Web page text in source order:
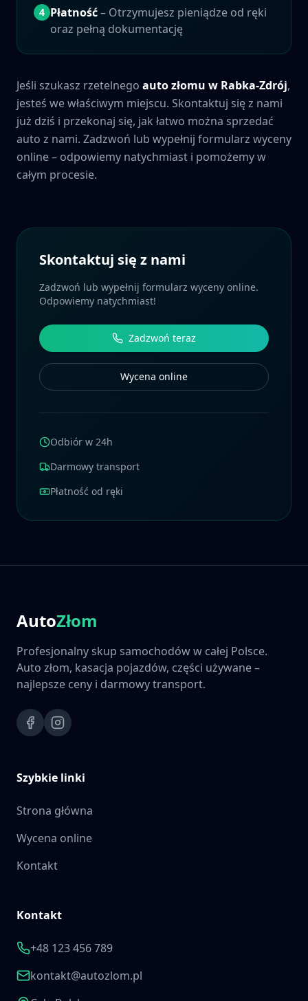
4 Płatność– Otrzymujesz pieniądze od ręki
oraz pełną dokumentację
Jeśli szukasz rzetelnego auto złomu w Rabka-Zdrój,
jesteś we właściwym miejscu. Skontaktuj się z nami
już dziś i przekonaj się, jak łatwo można sprzedać
auto z nami. Zadzwoń lub wypełnij formularz wyceny
online – odpowiemy natychmiast i pomożemy w
całym procesie.
Skontaktuj się z nami
Zadzwoń lub wypełnij formularz wyceny online.
Odpowiemy natychmiast!
Zadzwoń teraz
Wycena online
Odbiór w 24h
Darmowy transport
Płatność od ręki
AutoZłom
Profesjonalny skup samochodów w całej Polsce.
Auto złom, kasacja pojazdów, części używane –
najlepsze ceny i darmowy transport.
Szybkie linki
Strona główna
Wycena online
Kontakt
Kontakt
+48 123 456 789
kontakt@autozlom.pl